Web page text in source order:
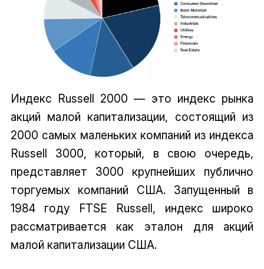
Индекс Russell 2000 — это индекс рынка
акций малой капитализации, состоящий из
2000 самых маленьких компаний из индекса
Russell 3000, который, в свою очередь,
представляет 3000 крупнейших публично
торгуемых компаний США. Запущенный в
1984 году FTSE Russell, индекс широко
рассматривается как эталон для акций
малой капитализации США.